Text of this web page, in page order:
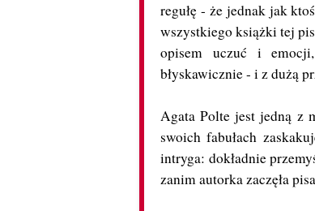
regułę - że jednak jak
wszystkiego książki tej
opisem uczuć i
błyskawicznie - i z dużą
Agata Polte jest jedną z
swoich fabułach
intryga: dokładnie
zanim autorka zaczęła